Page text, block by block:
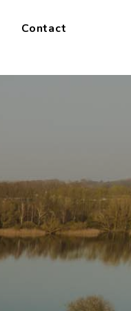
Contact